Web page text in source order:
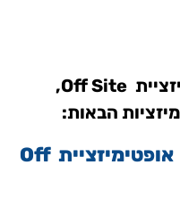
כאשר בתוך אופטימיזציית Off Site,
הבאות:
תתי אופטימיזציה בתוך אופטימיזציית Off